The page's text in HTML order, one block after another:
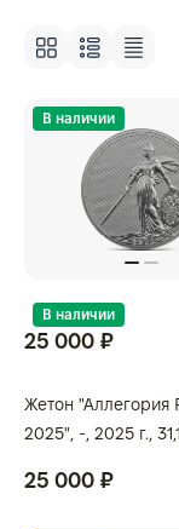
В наличии
В наличии
25 000 ₽
Жетон "Аллегория
2025", -, 2025 г.,
25 000 ₽